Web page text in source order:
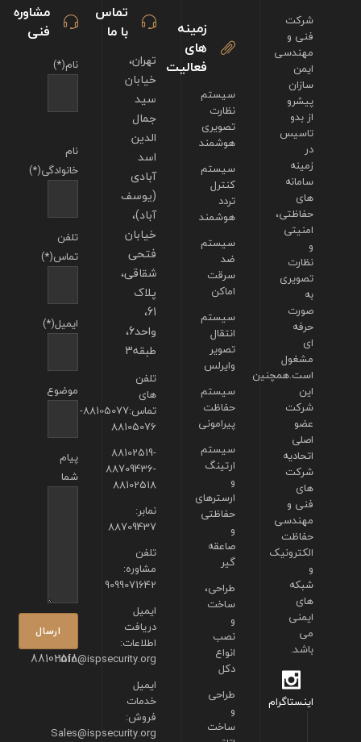
مشاوره
فنی
نام(*)
نام
خانوادگی(*)
تلفن
تماس(*)
ایمیل(*)
موضوع
پیام
شما
88102518
تماس
با ما
تهران،
خیابان
سید
جمال
الدین
اسد
آبادی
(یوسف
آباد)،
خیابان
فتحی
شقاقی،
پلاک
61،
واحد6،
طبقه3
تلفن
های
تماس:88105077-
88105076
88102519-
88709436-
88102518
نمابر:
88709437
تلفن
مشاوره:
9099071642
ایمیل
دریافت
اطلاعات:
info@ispsecurity.org
ایمیل
خدمات
فروش:
Sales@ispsecurity.org
زمینه
های
فعالیت
سیستم
نظارت
تصویری
هوشمند
سیستم
کنترل
تردد
هوشمند
سیستم
ضد
سرقت
اماکن
سیستم
انتقال
تصویر
وایرلس
سیستم
حفاظت
پیرامونی
سیستم
ارتینگ
و
ارسترهای
حفاظتی
و
صاعقه
گیر
طراحی،
ساخت
و
نصب
انواع
دکل
طراحی
و
ساخت
شرکت
فنی و
مهندسی
ایمن
سازان
پیشرو
از بدو
تاسیس
در
زمینه
سامانه
های
حفاظتی،
امنیتی
و
نظارت
تصویری
به
صورت
حرفه
ای
مشغول
است.همچنین
این
شرکت
عضو
اصلی
اتحادیه
شرکت
های
فنی و
مهندسی
حفاظت
الکترونیک
و
شبکه
های
ایمنی
می
باشد.
اینستاگرام